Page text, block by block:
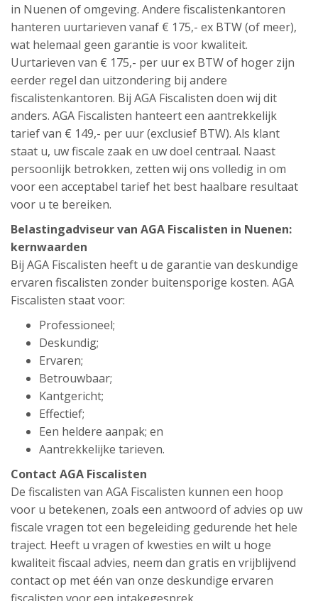
in Nuenen of omgeving. Andere fiscalistenkantoren
hanteren uurtarieven vanaf € 175,- ex BTW (of meer),
wat helemaal geen garantie is voor kwaliteit.
Uurtarieven van € 175,- per uur ex BTW of hoger zijn
eerder regel dan uitzondering bij andere
fiscalistenkantoren. Bij AGA Fiscalisten doen wij dit
anders. AGA Fiscalisten hanteert een aantrekkelijk
tarief van € 149,- per uur (exclusief BTW). Als klant
staat u, uw fiscale zaak en uw doel centraal. Naast
persoonlijk betrokken, zetten wij ons volledig in om
voor een acceptabel tarief het best haalbare resultaat
voor u te bereiken.
Belastingadviseur van AGA Fiscalisten in Nuenen:
kernwaarden
Bij AGA Fiscalisten heeft u de garantie van deskundige
ervaren fiscalisten zonder buitensporige kosten. AGA
Fiscalisten staat voor:
Professioneel;
Deskundig;
Ervaren;
Betrouwbaar;
Kantgericht;
Effectief;
Een heldere aanpak; en
Aantrekkelijke tarieven.
Contact AGA Fiscalisten
De fiscalisten van AGA Fiscalisten kunnen een hoop
voor u betekenen, zoals een antwoord of advies op uw
fiscale vragen tot een begeleiding gedurende het hele
traject. Heeft u vragen of kwesties en wilt u hoge
kwaliteit fiscaal advies, neem dan gratis en vrijblijvend
contact op met één van onze deskundige ervaren